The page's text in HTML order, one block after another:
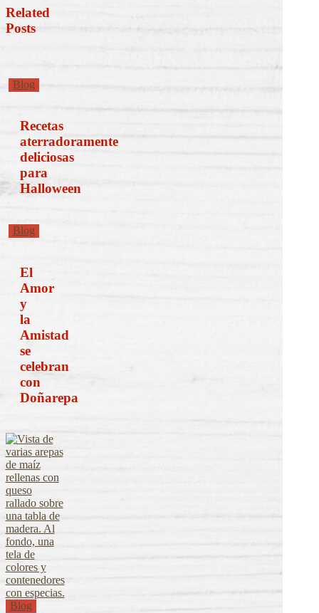
Related
Posts
Blog
para
Halloween
Recetas
aterradoramente
deliciosas
para
Halloween
Blog
se
Doñarepa
El
Amor
y
la
Amistad
se
celebran
con
Doñarepa
Blog